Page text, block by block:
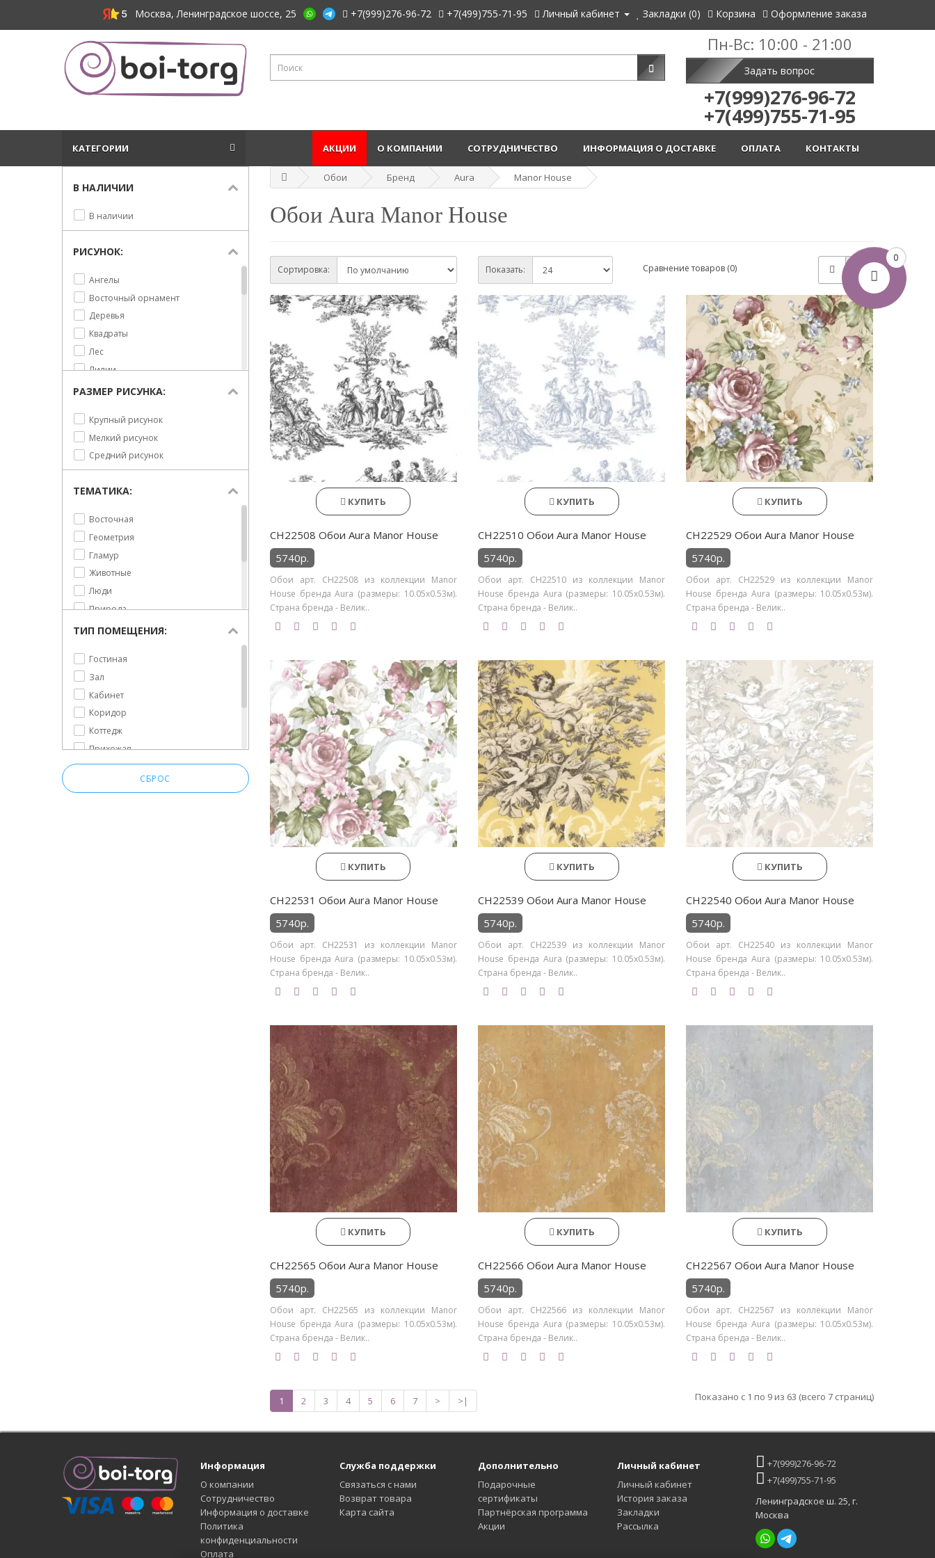
0
Москва, Ленинградское шоссе, 25 +7(999)276-96-72 +7(499)755-71-95 Личный кабинет Закладки (0) Корзина Оформление заказа
Пн-Вс: 10:00 - 21:00
Задать вопрос
+7(999)276-96-72
+7(499)755-71-95
КАТЕГОРИИ КОНТАКТЫ
ОПЛАТА
ИНФОРМАЦИЯ О ДОСТАВКЕ
СОТРУДНИЧЕСТВО
О КОМПАНИИ
АКЦИИ
В НАЛИЧИИ
В наличии
РИСУНОК:
Ангелы
Восточный орнамент
Деревья
Квадраты
Лес
Лилии
Листья
Орнамент
Охота
Перья
Полоска
РАЗМЕР РИСУНКА:
Крупный рисунок
Мелкий рисунок
Средний рисунок
ТЕМАТИКА:
Восточная
Геометрия
Гламур
Животные
Люди
Природа
Сюжет
Узоры
Флористика
ТИП ПОМЕЩЕНИЯ:
Гостиная
Зал
Кабинет
Коридор
Коттедж
Прихожая
Спальня
СБРОС
Обои Бренд Aura Manor House
Обои Aura Manor House
Сортировка: Показать: Сравнение товаров (0)
КУПИТЬ
CH22508 Обои Aura Manor House
5740р.
Обои арт. CH22508 из коллекции Manor
House бренда Aura (размеры: 10.05х0.53м).
Страна бренда - Велик..
КУПИТЬ
CH22510 Обои Aura Manor House
5740р.
Обои арт. CH22510 из коллекции Manor
House бренда Aura (размеры: 10.05х0.53м).
Страна бренда - Велик..
КУПИТЬ
CH22529 Обои Aura Manor House
5740р.
Обои арт. CH22529 из коллекции Manor
House бренда Aura (размеры: 10.05х0.53м).
Страна бренда - Велик..
КУПИТЬ
CH22531 Обои Aura Manor House
5740р.
Обои арт. CH22531 из коллекции Manor
House бренда Aura (размеры: 10.05х0.53м).
Страна бренда - Велик..
КУПИТЬ
CH22539 Обои Aura Manor House
5740р.
Обои арт. CH22539 из коллекции Manor
House бренда Aura (размеры: 10.05х0.53м).
Страна бренда - Велик..
КУПИТЬ
CH22540 Обои Aura Manor House
5740р.
Обои арт. CH22540 из коллекции Manor
House бренда Aura (размеры: 10.05х0.53м).
Страна бренда - Велик..
КУПИТЬ
CH22565 Обои Aura Manor House
5740р.
Обои арт. CH22565 из коллекции Manor
House бренда Aura (размеры: 10.05х0.53м).
Страна бренда - Велик..
КУПИТЬ
CH22566 Обои Aura Manor House
5740р.
Обои арт. CH22566 из коллекции Manor
House бренда Aura (размеры: 10.05х0.53м).
Страна бренда - Велик..
КУПИТЬ
CH22567 Обои Aura Manor House
5740р.
Обои арт. CH22567 из коллекции Manor
House бренда Aura (размеры: 10.05х0.53м).
Страна бренда - Велик..
1 2 3 4 5 6 7 > >| Показано с 1 по 9 из 63 (всего 7 страниц)
Информация
О компании
Сотрудничество
Информация о доставке
Политика
конфиденциальности
Оплата
Служба поддержки
Связаться с нами
Возврат товара
Карта сайта
Дополнительно
Подарочные
сертификаты
Партнёрская программа
Акции
Личный кабинет
Личный кабинет
История заказа
Закладки
Рассылка
+7(999)276-96-72
+7(499)755-71-95
Ленинградское ш. 25, г.
Москва